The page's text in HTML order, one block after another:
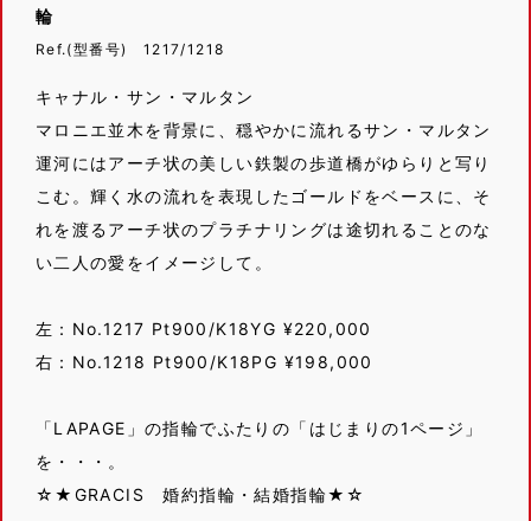
輪
Ref.(型番号) 1217/1218
キャナル・サン・マルタン
マロニエ並木を背景に、穏やかに流れるサン・マルタン
運河にはアーチ状の美しい鉄製の歩道橋がゆらりと写り
こむ。輝く水の流れを表現したゴールドをベースに、そ
れを渡るアーチ状のプラチナリングは途切れることのな
い二人の愛をイメージして。
左：No.1217 Pt900/K18YG ¥220,000
右：No.1218 Pt900/K18PG ¥198,000
「LAPAGE」の指輪でふたりの「はじまりの1ページ」
を・・・。
☆★GRACIS 婚約指輪・結婚指輪★☆